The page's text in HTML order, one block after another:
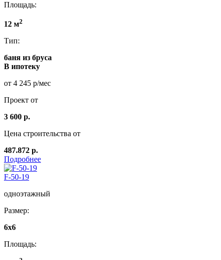
Площадь:
12 м2
Тип:
баня из бруса
В ипотеку
от 4 245 р/мес
Проект от
3 600 р.
Цена строительства от
487.872 р.
Подробнее
F-50-19
одноэтажный
Размер:
6x6
Площадь: